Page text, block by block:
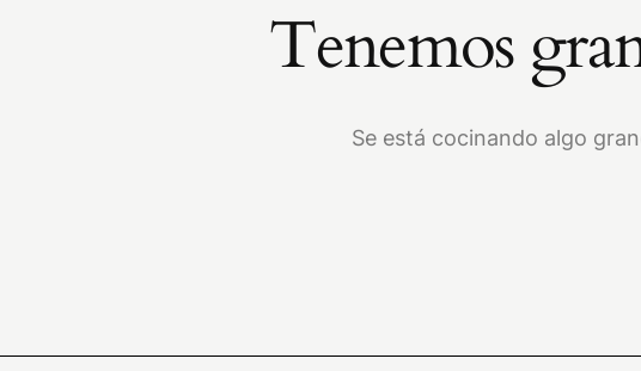
Tenemos
Se está cocinando algo